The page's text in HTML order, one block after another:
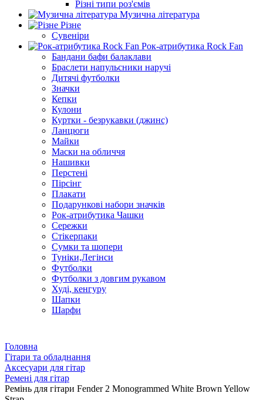
Різні типи роз'ємів
Музична література
Різне
Сувеніри
Рок-атрибутика Rock Fan
Бандани бафи балаклави
Браслети напульсники наручі
Дитячі футболки
Значки
Кепки
Кулони
Куртки - безрукавки (джинс)
Ланцюги
Майки
Маски на обличчя
Нашивки
Перстені
Пірсінг
Плакати
Подарункові набори значків
Рок-атрибутика Чашки
Сережки
Стікерпаки
Сумки та шопери
Туніки,Легінси
Футболки
Футболки з довгим рукавом
Худі, кенгуру
Шапки
Шарфи
Головна
Гітари та обладнання
Аксесуари для гітар
Ремені для гітар
Ремінь для гітари Fender 2 Monogrammed White Brown Yellow